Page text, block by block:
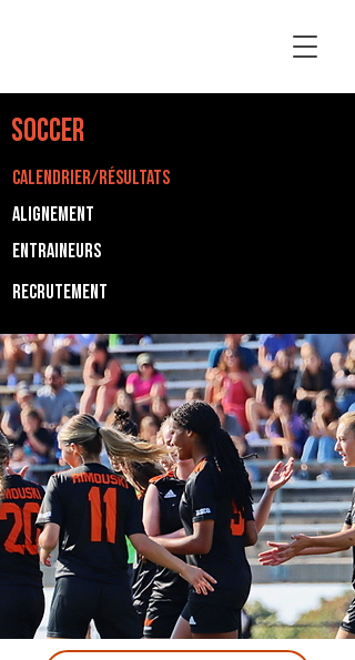
SOCCER
CALENDRIER/RÉSULTATS
ALIGNEMENT
Entraineurs
Recrutement